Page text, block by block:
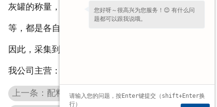
灰罐的称量，精炼加料系统、钢包和铸机中间包称量
等，都是各自控制系统中不可或缺的重要技术参数。
因此，采集到准确的称量数据是十分重要的。
我公司主营：
上一条：配料秤的主要特点
您好呀～很高兴为您服务！😊 有什么问
题都可以跟我说哦。